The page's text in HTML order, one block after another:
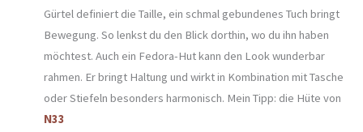
Gürtel definiert die Taille, ein schmal gebundenes Tuch bringt
Bewegung. So lenkst du den Blick dorthin, wo du ihn haben
möchtest. Auch ein Fedora-Hut kann den Look wunderbar
rahmen. Er bringt Haltung und wirkt in Kombination mit Tasche
oder Stiefeln besonders harmonisch. Mein Tipp: die Hüte von
N33